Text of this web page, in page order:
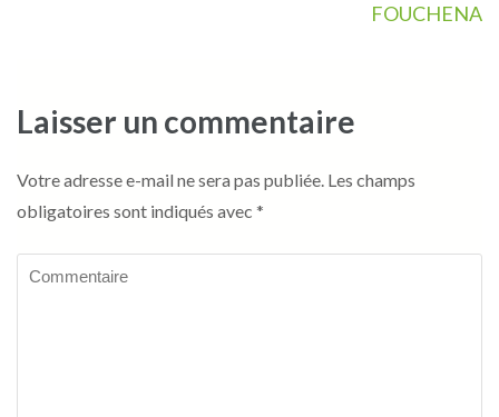
FOUCHENA
Laisser un commentaire
Votre adresse e-mail ne sera pas publiée. Les champs
obligatoires sont indiqués avec *
Commentaire